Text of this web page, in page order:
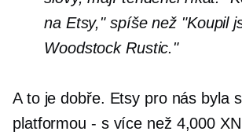
na Etsy," spíše než "Koupil
Woodstock Rustic."
A to je dobře. Etsy pro nás byla
platformou - s více než 4,000